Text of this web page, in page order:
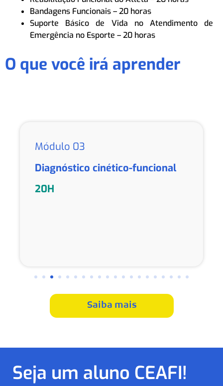
Bandagens Funcionais – 20 horas
Suporte Básico de Vida no Atendimento de
Emergência no Esporte – 20 horas
O que você irá aprender
Módulo 03
Diagnóstico cinético-funcional
20H
Saiba mais
Seja um aluno CEAFI!